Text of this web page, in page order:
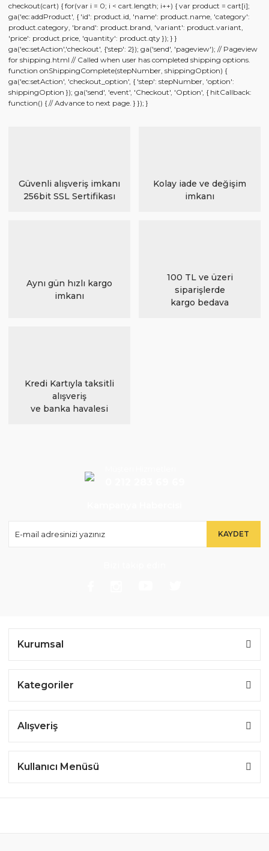
checkout(cart) { for(var i = 0; i < cart.length; i++) { var product = cart[i];
ga('ec:addProduct', { 'id': product.id, 'name': product.name, 'category':
product.category, 'brand': product.brand, 'variant': product.variant,
'price': product.price, 'quantity': product.qty }); } }
ga('ec:setAction','checkout', {'step': 2}); ga('send', 'pageview'); // Pageview
for shipping.html // Called when user has completed shipping options.
function onShippingComplete(stepNumber, shippingOption) {
ga('ec:setAction', 'checkout_option', { 'step': stepNumber, 'option':
shippingOption }); ga('send', 'event', 'Checkout', 'Option', { hitCallback:
function() { // Advance to next page. } }); }
Güvenli alışveriş imkanı
256bit SSL Sertifikası
Kolay iade ve değişim
imkanı
Aynı gün hızlı kargo
imkanı
100 TL ve üzeri
siparişlerde
kargo bedava
Kredi Kartıyla taksitli
alışveriş
ve banka havalesi
KAYDET
Kurumsal
Kategoriler
Alışveriş
Kullanıcı Menüsü